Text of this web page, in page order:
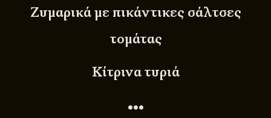
Ζυμαρικά με πικάντικες σάλτσες
τομάτας
Κίτρινα τυριά
•••